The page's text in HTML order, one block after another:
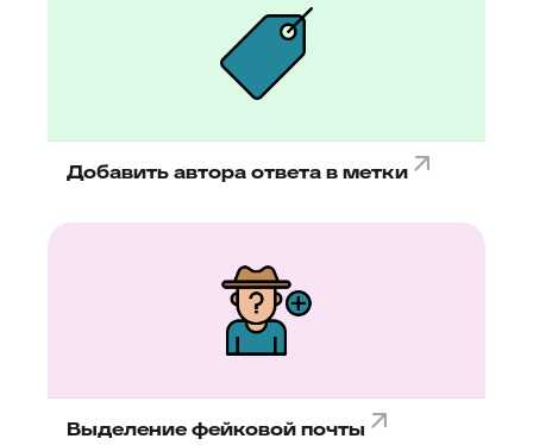
Добавить автора ответа в метки
Выделение фейковой почты